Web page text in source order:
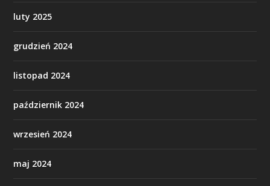
luty 2025
grudzień 2024
listopad 2024
październik 2024
wrzesień 2024
maj 2024